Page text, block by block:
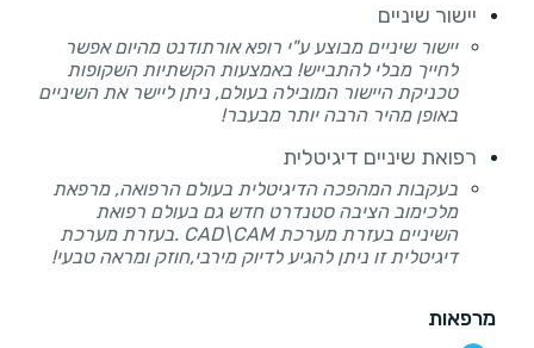
יישור שיניים
יישור שיניים מבוצע ע"י רופא אורתודנט מהיום אפשר
לחייך מבלי להתבייש! באמצעות הקשתיות השקופות
טכניקת היישור המובילה בעולם, ניתן ליישר את השיניים
באופן מהיר הרבה יותר מבעבר!
רפואת שיניים דיגיטלית
בעקבות המהפכה הדיגיטלית בעולם הרפואה, מרפאת
מלכימוב הציבה סטנדרט חדש גם בעולם רפואת
השיניים בעזרת מערכת CAD\CAM .בעזרת מערכת
דיגיטלית זו ניתן להגיע לדיוק מירבי,חוזק ומראה טבעי!
מרפאות